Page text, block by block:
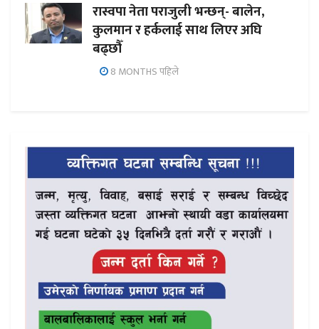
रास्वपा नेता पराजुली भन्छन्- बालेन,
कुलमान र हर्कलाई साथ लिएर अघि
बढ्छौँ
8 MONTHS पहिले